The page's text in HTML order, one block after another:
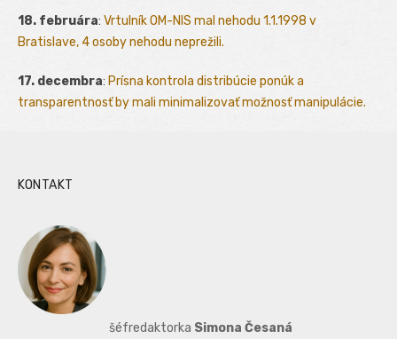
18. februára: Vrtulník OM-NIS mal nehodu 1.1.1998 v
Bratislave, 4 osoby nehodu neprežili.
17. decembra: Prísna kontrola distribúcie ponúk a
transparentnosť by mali minimalizovať možnosť manipulácie.
KONTAKT
šéfredaktorka Simona Česaná